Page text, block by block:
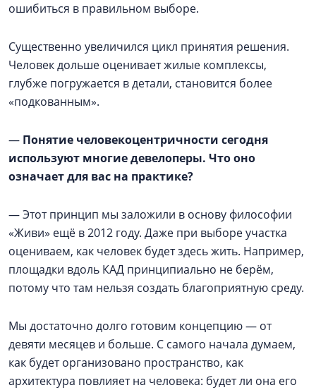
ошибиться в правильном выборе.
Существенно увеличился цикл принятия решения.
Человек дольше оценивает жилые комплексы,
глубже погружается в детали, становится более
«подкованным».
— Понятие человекоцентричности сегодня
используют многие девелоперы. Что оно
означает для вас на практике?
— Этот принцип мы заложили в основу философии
«Живи» ещё в 2012 году. Даже при выборе участка
оцениваем, как человек будет здесь жить. Например,
площадки вдоль КАД принципиально не берём,
потому что там нельзя создать благоприятную среду.
Мы достаточно долго готовим концепцию — от
девяти месяцев и больше. С самого начала думаем,
как будет организовано пространство, как
архитектура повлияет на человека: будет ли она его